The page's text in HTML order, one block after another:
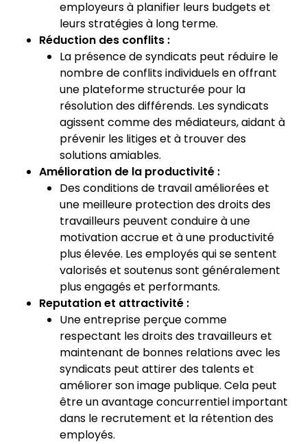
employeurs à planifier leurs budgets et
leurs stratégies à long terme.
Réduction des conflits :
La présence de syndicats peut réduire le
nombre de conflits individuels en offrant
une plateforme structurée pour la
résolution des différends. Les syndicats
agissent comme des médiateurs, aidant à
prévenir les litiges et à trouver des
solutions amiables.
Amélioration de la productivité :
Des conditions de travail améliorées et
une meilleure protection des droits des
travailleurs peuvent conduire à une
motivation accrue et à une productivité
plus élevée. Les employés qui se sentent
valorisés et soutenus sont généralement
plus engagés et performants.
Reputation et attractivité :
Une entreprise perçue comme
respectant les droits des travailleurs et
maintenant de bonnes relations avec les
syndicats peut attirer des talents et
améliorer son image publique. Cela peut
être un avantage concurrentiel important
dans le recrutement et la rétention des
employés.